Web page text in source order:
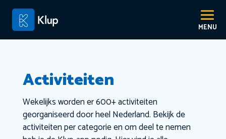
Activiteiten
Wekelijks worden er 600+ activiteiten
georganiseerd door heel Nederland. Bekijk de
activiteiten per categorie en om deel te nemen